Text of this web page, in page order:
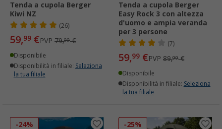
Tenda a cupola Berger
Kiwi NZ
(26)
59,99 €PVP 79,99€
Disponibile
Disponibilità in filiale: Seleziona
la tua filiale
Tenda a cupola Berger
Easy Rock 3 con altezza
d'uomo e ampia veranda
per 3 persone
(7)
59,99 €PVP 89,99€
Disponibile
Disponibilità in filiale: Seleziona
la tua filiale
-24% -25%